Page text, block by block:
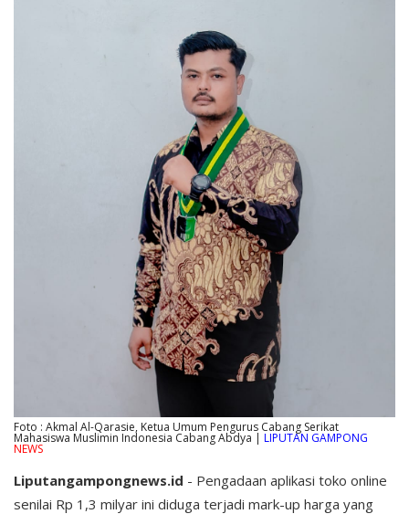
Foto : Akmal Al-Qarasie, Ketua Umum Pengurus Cabang Serikat
Mahasiswa Muslimin Indonesia Cabang Abdya | LIPUTAN GAMPONG
NEWS
Liputangampongnews.id - Pengadaan aplikasi toko online
senilai Rp 1,3 milyar ini diduga terjadi mark-up harga yang